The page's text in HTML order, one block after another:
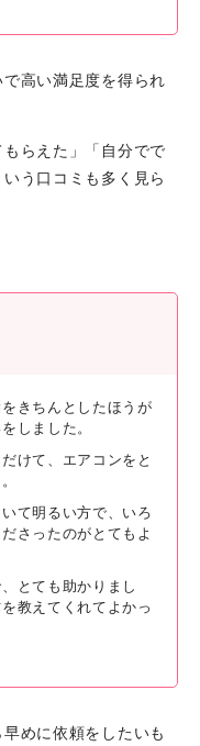
高い満足度を得られ
もらえた」「自分でで
う口コミも多く見ら
きちんとしたほうが
しました。
けて、エアコンをと
て明るい方で、いろ
さったのがとてもよ
とても助かりまし
教えてくれてよかっ
めに依頼をしたいも